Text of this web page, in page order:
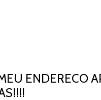
ENDERECO